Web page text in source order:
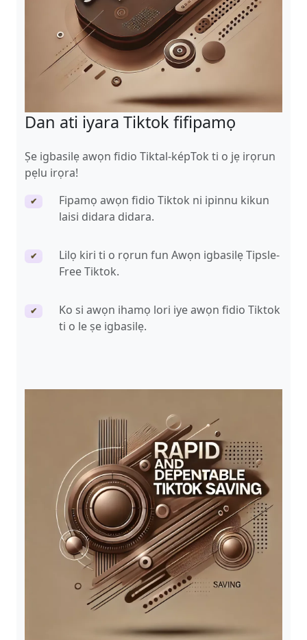
Dan ati iyara Tiktok fifipamọ
Ṣe igbasilẹ awọn fidio Tiktal-képTok ti o jẹ irọrun
pẹlu irọra!
✔
Fipamọ awọn fidio Tiktok ni ipinnu kikun
laisi didara didara.
✔
Lilọ kiri ti o rọrun fun Awọn igbasilẹ Tipsle-
Free Tiktok.
✔
Ko si awọn ihamọ lori iye awọn fidio Tiktok
ti o le ṣe igbasilẹ.